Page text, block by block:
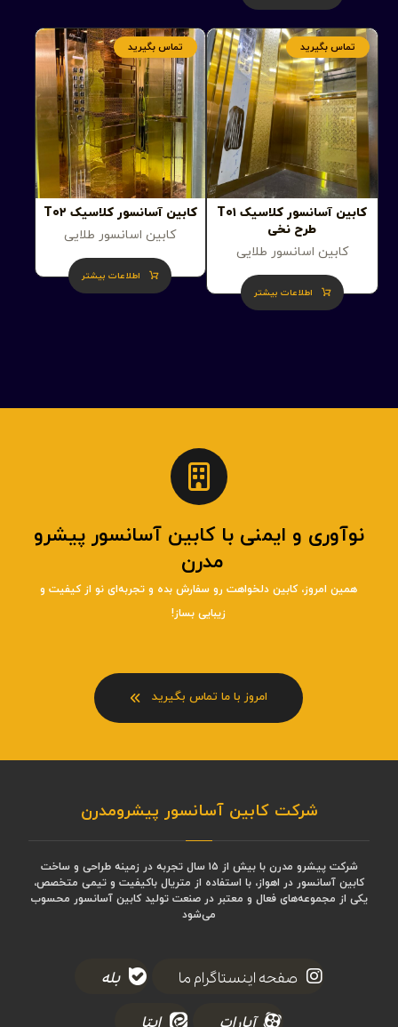
کابین آسانسور کلاسیک T۰۱
طرح نخی
کابین اسانسور طلایی
تماس بگیرید
اطلاعات بیشتر
کابین آسانسور کلاسیک T۰۲
کابین اسانسور طلایی
تماس بگیرید
اطلاعات بیشتر
نوآوری و ایمنی با کابین آسانسور پیشرو
مدرن
همین امروز، کابین دلخواهت رو سفارش بده و تجربه‌ای نو از کیفیت و
زیبایی بساز!
امروز با ما تماس بگیرید
شرکت کابین آسانسور پیشرومدرن
شرکت پیشرو مدرن با بیش از ۱۵ سال تجربه در زمینه طراحی و ساخت
کابین آسانسور در اهواز، با استفاده از متریال باکیفیت و تیمی متخصص،
یکی از مجموعه‌های فعال و معتبر در صنعت تولید کابین آسانسور محسوب
می‌شود
صفحه اینستاگرام ما بله